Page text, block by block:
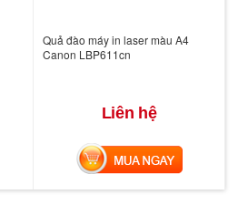
Quả đào máy in laser màu A4
Canon LBP611cn
Liên hệ
MUA NGAY